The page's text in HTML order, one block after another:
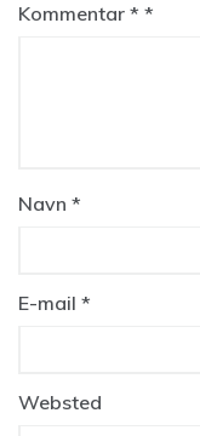
Kommentar *
Navn *
E-mail *
Websted